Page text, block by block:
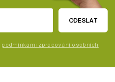
ODESLAT
podmínkami zpracování osobních